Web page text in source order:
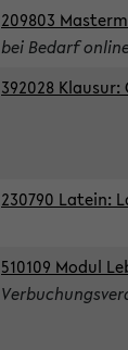
209803
bei Bedarf
392028
230790 Latein:
510109 Modul